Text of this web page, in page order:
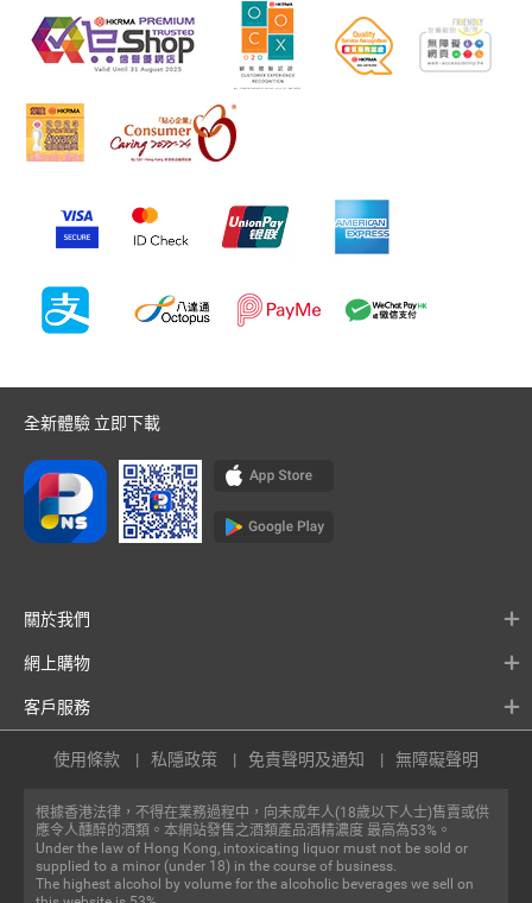
全新體驗 立即下載
關於我們
網上購物
客戶服務
根據香港法律，不得在業務過程中，向未成年人(18歲以下人士)售賣或供
應令人醺醉的酒類。本網站發售之酒類產品酒精濃度 最高為53%。
Under the law of Hong Kong, intoxicating liquor must not be sold or
supplied to a minor (under 18) in the course of business.
The highest alcohol by volume for the alcoholic beverages we sell on
使用條款 私隱政策 免責聲明及通知 無障礙聲明